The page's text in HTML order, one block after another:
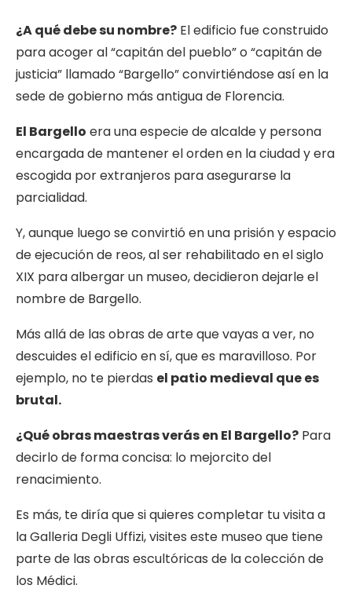
¿A qué debe su nombre? El edificio fue construido
para acoger al “capitán del pueblo” o “capitán de
justicia” llamado “Bargello” convirtiéndose así en la
sede de gobierno más antigua de Florencia.
El Bargello era una especie de alcalde y persona
encargada de mantener el orden en la ciudad y era
escogida por extranjeros para asegurarse la
parcialidad.
Y, aunque luego se convirtió en una prisión y espacio
de ejecución de reos, al ser rehabilitado en el siglo
XIX para albergar un museo, decidieron dejarle el
nombre de Bargello.
Más allá de las obras de arte que vayas a ver, no
descuides el edificio en sí, que es maravilloso. Por
ejemplo, no te pierdas el patio medieval que es
brutal.
¿Quéobras maestras verás en El Bargello? Para
decirlo de forma concisa: lo mejorcito del
renacimiento.
Es más, te diría que si quieres completar tu visita a
la Galleria Degli Uffizi, visites este museo que tiene
parte de las obras escultóricas de la colección de
los Médici.